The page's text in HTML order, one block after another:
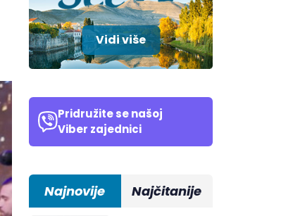
Vidi više
Pridružite se našoj
Viber zajednici
Najnovije Najčitanije